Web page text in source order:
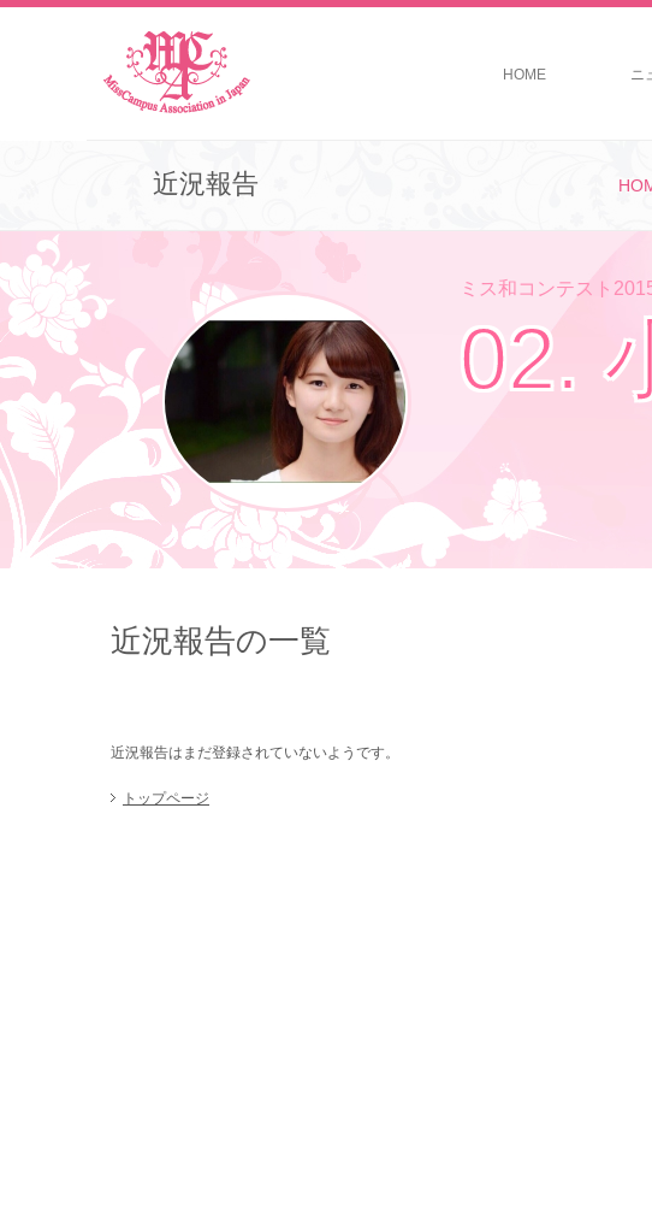
HOME ニ
近況報告
ミス和コンテスト
02.
近況報告の一覧
近況報告はまだ登録されていないようです。
トップページ